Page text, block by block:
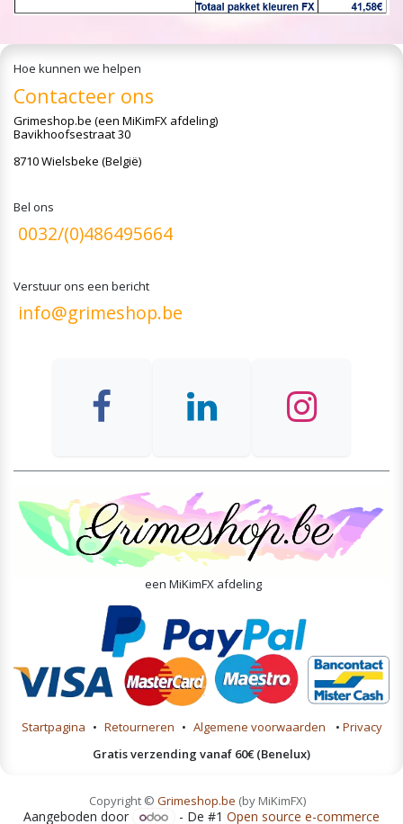
Hoe kunnen we helpen
Contacteer ons
Grimeshop.be (een MiKimFX afdeling)
Bavikhoofsestraat 30
8710 Wielsbeke (België)
Bel ons
0032/(0)486495664
Verstuur ons een bericht
info@grimeshop.be
een MiKimFX afdeling
Startpagina • Retourneren • Algemene voorwaarden • Privacy
Gratis verzending vanaf 60€ (Benelux)
Copyright © Grimeshop.be (by MiKimFX)
Aangeboden door - De #1Open source e-commerce